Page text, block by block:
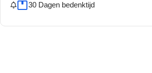
30 Dagen bedenktijd